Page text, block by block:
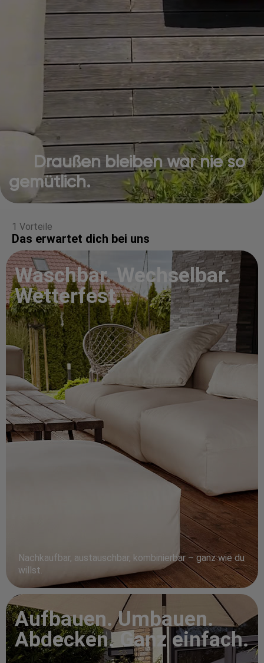
Draußen bleiben war nie so
gemütlich.
1 Vorteile
Das erwartet dich bei uns
Waschbar. Wechselbar.
Wetterfest.
Nachkaufbar, austauschbar, kombinierbar – ganz wie du
willst.
Aufbauen. Umbauen.
Abdecken. Ganz einfach.